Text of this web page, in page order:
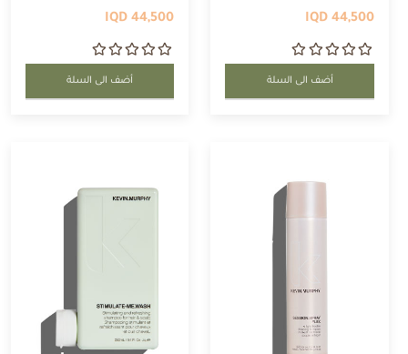
44,500 IQD
أضف الى السلة
44,500 IQD
أضف الى السلة